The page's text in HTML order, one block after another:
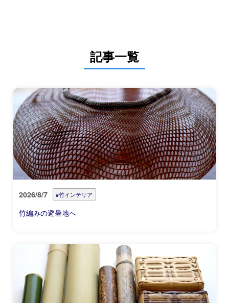
記事一覧
2026/8/7 #竹インテリア
竹編みの避暑地へ